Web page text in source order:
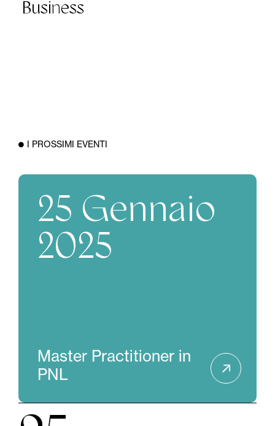
Business
I PROSSIMI EVENTI
25 Gennaio
2025
Master Practitioner in
PNL